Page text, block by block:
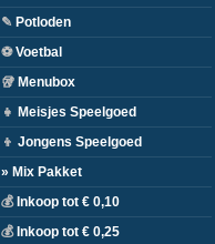
✎ Potloden
⚽Voetbal
🥡 Menubox
👧 Meisjes Speelgoed
👦 Jongens Speelgoed
» Mix Pakket
💰Inkoop tot € 0,10
💰Inkoop tot € 0,25